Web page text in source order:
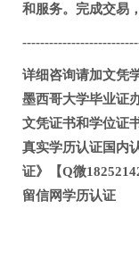
和服务。完成交易
详细咨询请加文凭
墨西哥大学毕业证
文凭证书和学位证
真实学历认证国内
证》【Q微
留信网学历认证